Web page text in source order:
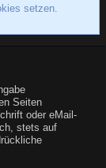
setzen.
Seiten
oder eMail-
stets auf